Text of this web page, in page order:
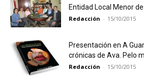
Entidad Local Menor
Redacción - 15/10/2015
Presentación en A
crónicas de Ava. Pelo
Redacción - 15/10/2015